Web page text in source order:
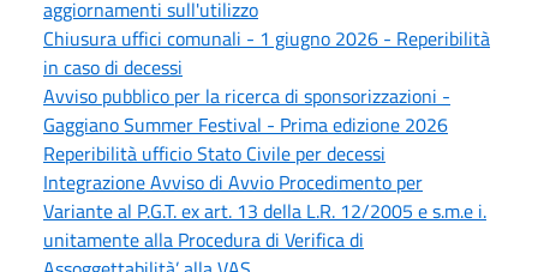
aggiornamenti sull'utilizzo
Chiusura uffici comunali - 1 giugno 2026 - Reperibilità
in caso di decessi
Avviso pubblico per la ricerca di sponsorizzazioni -
Gaggiano Summer Festival - Prima edizione 2026
Reperibilità ufficio Stato Civile per decessi
Integrazione Avviso di Avvio Procedimento per
Variante al P.G.T. ex art. 13 della L.R. 12/2005 e s.m.e i.
unitamente alla Procedura di Verifica di